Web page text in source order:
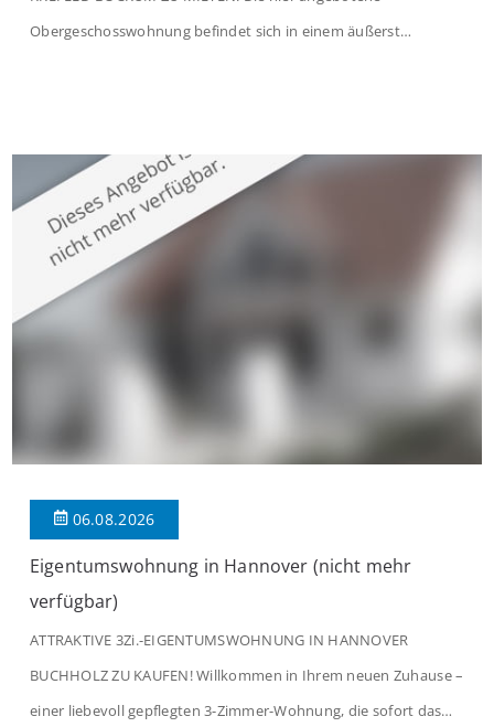
Obergeschosswohnung befindet sich in einem äußerst
großzügige Räume und eine hochwertige Ausstattung, die
modernen Wohnkomfort mit einem stilvollen Ambiente
verbindet. Der […]
06.08.2026
Eigentumswohnung in Hannover (nicht mehr
verfügbar)
ATTRAKTIVE 3Zi.-EIGENTUMSWOHNUNG IN HANNOVER
BUCHHOLZ ZU KAUFEN! Willkommen in Ihrem neuen Zuhause –
einer liebevoll gepflegten 3-Zimmer-Wohnung, die sofort das